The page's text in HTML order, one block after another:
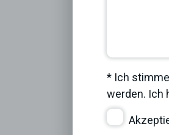
* Ich
werden. Ich